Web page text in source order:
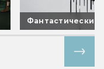
Фантастические